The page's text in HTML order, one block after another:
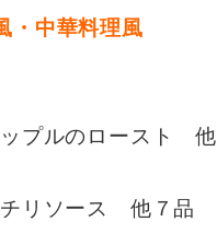
・中華料理風
ップルのロースト 他
チリソース 他７品